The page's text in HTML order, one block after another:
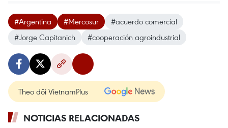
#Argentina #Mercosur
#acuerdo comercial
#Jorge Capitanich
#cooperación agroindustrial
Theo dõi VietnamPlus
NOTICIAS RELACIONADAS